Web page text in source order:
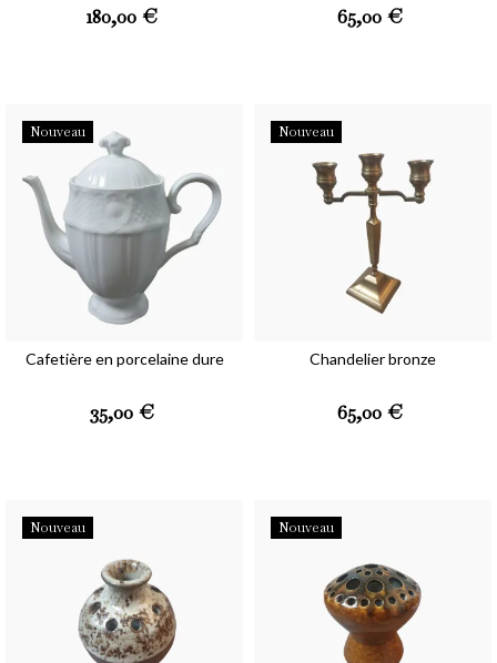
Prix
180,00 € Prix
65,00 €
Cafetière en porcelaine dure
Prix
35,00 €
Nouveau
Chandelier bronze
Prix
65,00 €
Nouveau
Nouveau Nouveau